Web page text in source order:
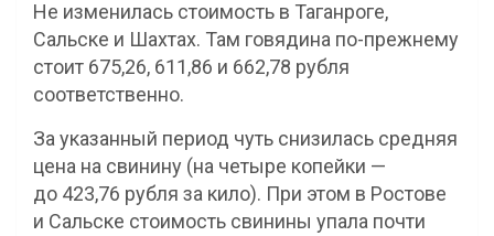
Не изменилась стоимость в Таганроге,
Сальске и Шахтах. Там говядина по-прежнему
стоит 675,26, 611,86 и 662,78 рубля
соответственно.
За указанный период чуть снизилась средняя
цена на свинину (на четыре копейки —
до 423,76 рубля за кило). При этом в Ростове
и Сальске стоимость свинины упала почти